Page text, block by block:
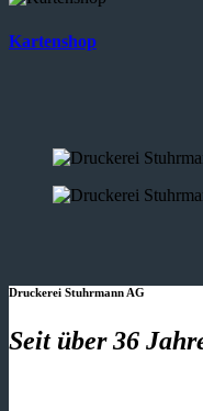
Kartenshop
Druckerei Stuhrmann AG
Seit über 36